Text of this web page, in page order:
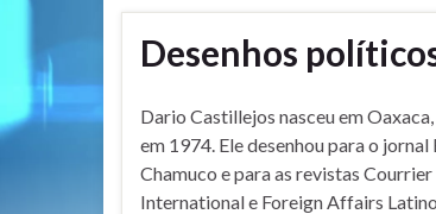
Desenhos
Dario Castillejos nasceu em
em 1974. Ele desenhou para o jornal
Chamuco e para as revistas Courrier
International e Foreign Affairs